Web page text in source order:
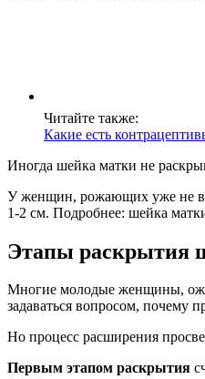
Читайте также:
Какие есть
Иногда шейка матки не
У женщин, рожающих уже не в
1-2 см. Подробнее: шейка
Этапы раскрытия
Многие молодые женщины,
задаваться вопросом, почему
Но процесс расширения
Первым этапом раскрытия